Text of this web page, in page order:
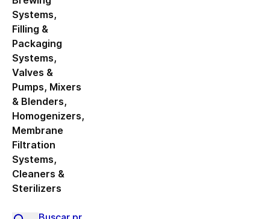
Systems,
Filling &
Packaging
Systems,
Valves &
Pumps, Mixers
& Blenders,
Homogenizers,
Membrane
Filtration
Systems,
Cleaners &
Sterilizers